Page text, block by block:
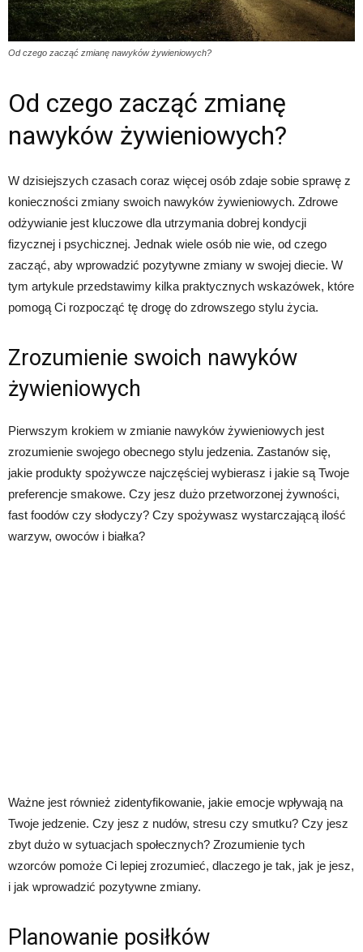
Od czego zacząć zmianę nawyków żywieniowych?
Od czego zacząć zmianę
nawyków żywieniowych?
W dzisiejszych czasach coraz więcej osób zdaje sobie sprawę z
konieczności zmiany swoich nawyków żywieniowych. Zdrowe
odżywianie jest kluczowe dla utrzymania dobrej kondycji
fizycznej i psychicznej. Jednak wiele osób nie wie, od czego
zacząć, aby wprowadzić pozytywne zmiany w swojej diecie. W
tym artykule przedstawimy kilka praktycznych wskazówek, które
pomogą Ci rozpocząć tę drogę do zdrowszego stylu życia.
Zrozumienie swoich nawyków
żywieniowych
Pierwszym krokiem w zmianie nawyków żywieniowych jest
zrozumienie swojego obecnego stylu jedzenia. Zastanów się,
jakie produkty spożywcze najczęściej wybierasz i jakie są Twoje
preferencje smakowe. Czy jesz dużo przetworzonej żywności,
fast foodów czy słodyczy? Czy spożywasz wystarczającą ilość
warzyw, owoców i białka?
Ważne jest również zidentyfikowanie, jakie emocje wpływają na
Twoje jedzenie. Czy jesz z nudów, stresu czy smutku? Czy jesz
zbyt dużo w sytuacjach społecznych? Zrozumienie tych
wzorców pomoże Ci lepiej zrozumieć, dlaczego je tak, jak je jesz,
i jak wprowadzić pozytywne zmiany.
Planowanie posiłków